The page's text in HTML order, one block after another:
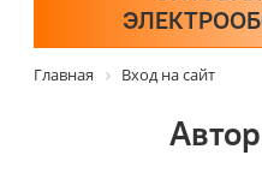
Главная Вход на сайт